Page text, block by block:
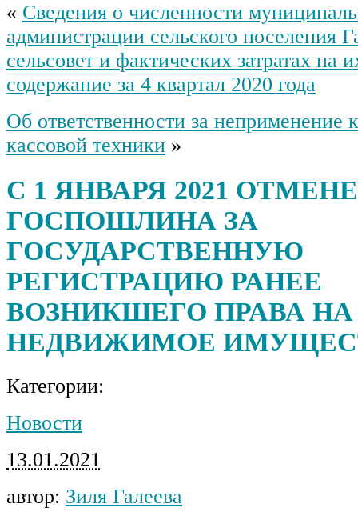
« Сведения о численности
администрации сельского поселения
сельсовет и фактических затратах на
содержание за 4 квартал 2020 года
Об ответственности за неприменение
кассовой техники »
С 1 ЯНВАРЯ 2021
ГОСПОШЛИНА ЗА
ГОСУДАРСТВЕННУЮ
РЕГИСТРАЦИЮ РАНЕЕ
ВОЗНИКШЕГО ПРАВА НА
НЕДВИЖИМОЕ
Категории:
Новости
13.01.2021
автор: Зиля Галеева